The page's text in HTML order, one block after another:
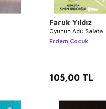
Faruk Yıldız
Oyunun Adı: Salata
Erdem Çocuk
105,00 TL